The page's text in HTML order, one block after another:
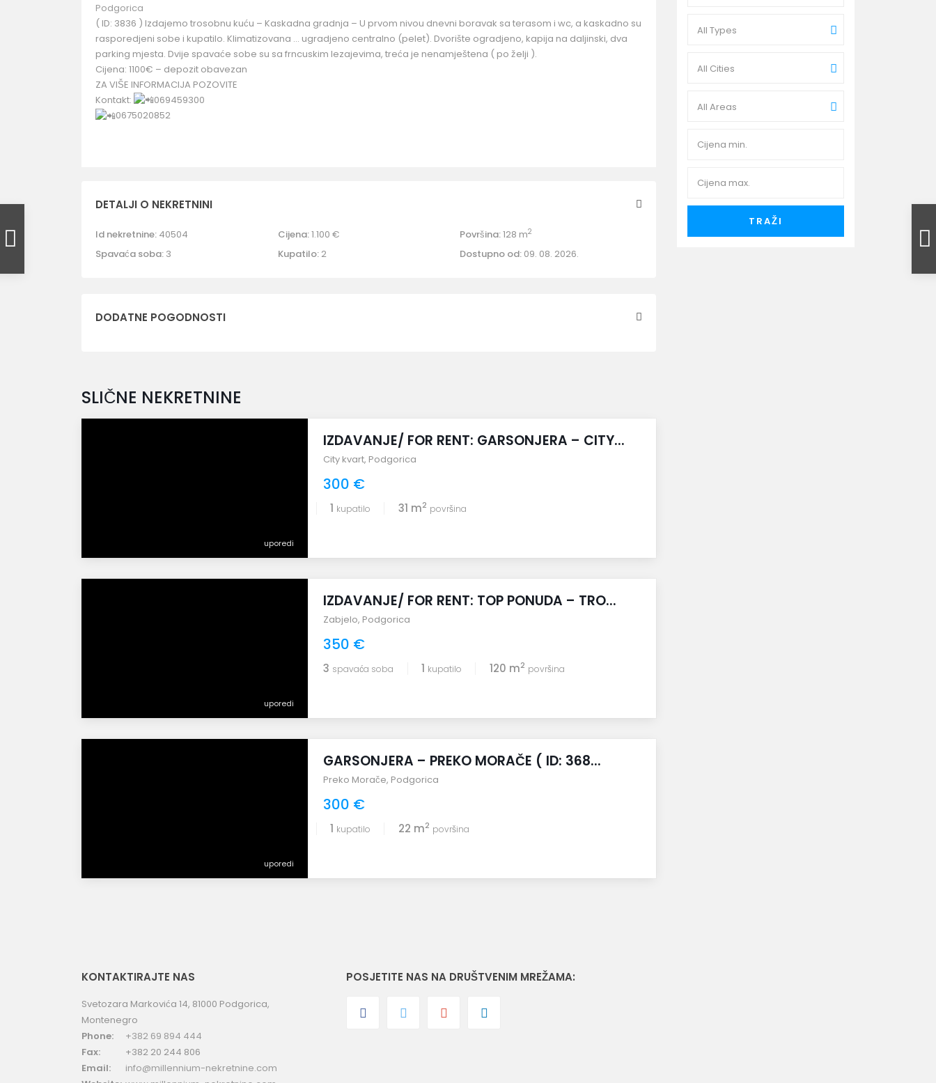
Podgorica
( ID: 3836 ) Izdajemo trosobnu kuću – Kaskadna gradnja – U prvom nivou dnevni boravak sa terasom i wc, a kaskadno su
rasporedjeni sobe i kupatilo. Klimatizovana … ugradjeno centralno (pelet). Dvorište ogradjeno, kapija na daljinski, dva
parking mjesta. Dvije spavaće sobe su sa frncuskim lezajevima, treća je nenamještena ( po želji ).
Cijena: 1100€ – depozit obavezan
ZA VIŠE INFORMACIJA POZOVITE
Kontakt:
069459300
0675020852
DETALJI O NEKRETNINI
Id nekretnine: 40504 Cijena:1.100 € Površina:128 m2
Spavaća soba: 3 Kupatilo:2 Dostupno od: 09. 08. 2026.
DODATNE POGODNOSTI
SLIČNE NEKRETNINE
uporedi
IZDAVANJE/ FOR RENT: GARSONJERA – CITY...
City kvart, Podgorica
300 €
1 kupatilo 31 m2 površina
uporedi
IZDAVANJE/ FOR RENT: TOP PONUDA – TRO...
Zabjelo, Podgorica
350 €
3 spavaća soba 1 kupatilo 120 m2 površina
uporedi
GARSONJERA – PREKO MORAČE ( ID: 368...
Preko Morače, Podgorica
300 €
1 kupatilo 22 m2 površina
All Types
All Cities
All Areas
TRAŽI
KONTAKTIRAJTE NAS
Svetozara Markovića 14, 81000 Podgorica,
Montenegro
Phone:
+382 69 894 444
Fax:
+382 20 244 806
Email:
info@millennium-nekretnine.com
POSJETITE NAS NA DRUŠTVENIM MREŽAMA: